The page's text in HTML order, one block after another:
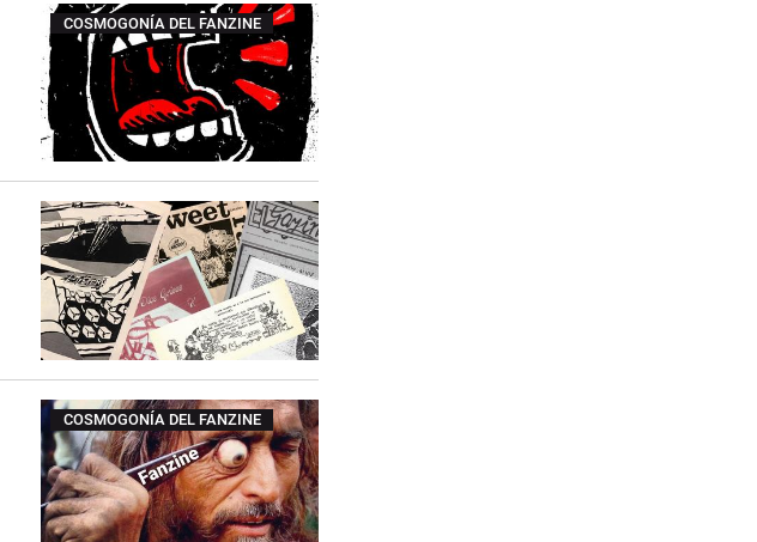
COSMOGONÍA DEL FANZINE
COSMOGONÍA DEL FANZINE